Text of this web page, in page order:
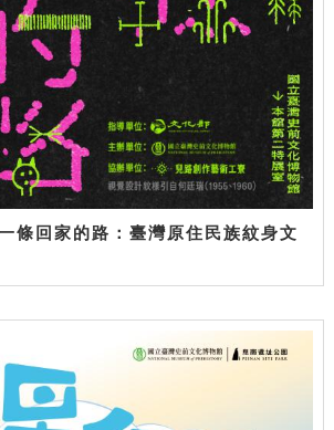
條回家的路：臺灣原住民族紋身文